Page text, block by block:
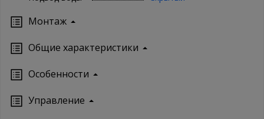
Монтаж
Oбщие характеристики
Особенности
Управление